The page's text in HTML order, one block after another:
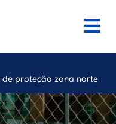
proteção zona norte